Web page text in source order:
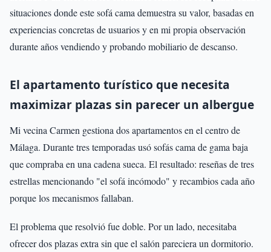
situaciones donde este sofá cama demuestra su valor, basadas en
experiencias concretas de usuarios y en mi propia observación
durante años vendiendo y probando mobiliario de descanso.
El apartamento turístico que necesita
maximizar plazas sin parecer un albergue
Mi vecina Carmen gestiona dos apartamentos en el centro de
Málaga. Durante tres temporadas usó sofás cama de gama baja
que compraba en una cadena sueca. El resultado: reseñas de tres
estrellas mencionando "el sofá incómodo" y recambios cada año
porque los mecanismos fallaban.
El problema que resolvió fue doble. Por un lado, necesitaba
ofrecer dos plazas extra sin que el salón pareciera un dormitorio.